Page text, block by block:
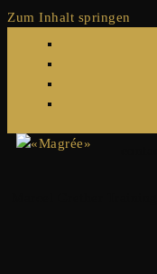
Zum Inhalt springen